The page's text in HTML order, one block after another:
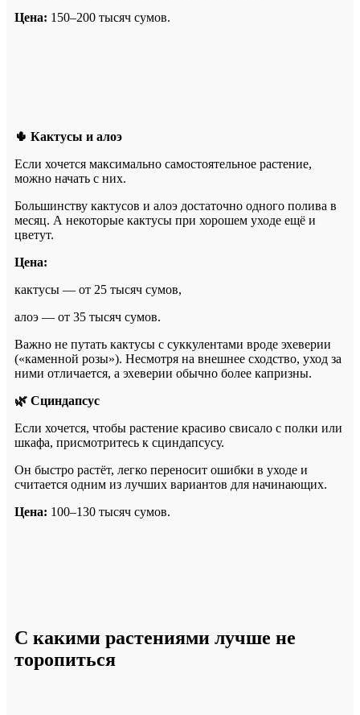
Цена: 150–200 тысяч сумов.
🌵 Кактусы и алоэ
Если хочется максимально самостоятельное растение,
можно начать с них.
Большинству кактусов и алоэ достаточно одного полива в
месяц. А некоторые кактусы при хорошем уходе ещё и
цветут.
Цена:
кактусы — от 25 тысяч сумов,
алоэ — от 35 тысяч сумов.
Важно не путать кактусы с суккулентами вроде эхеверии
(«каменной розы»). Несмотря на внешнее сходство, уход за
ними отличается, а эхеверии обычно более капризны.
🌿 Сциндапсус
Если хочется, чтобы растение красиво свисало с полки или
шкафа, присмотритесь к сциндапсусу.
Он быстро растёт, легко переносит ошибки в уходе и
считается одним из лучших вариантов для начинающих.
Цена: 100–130 тысяч сумов.
С какими растениями лучше не
торопиться